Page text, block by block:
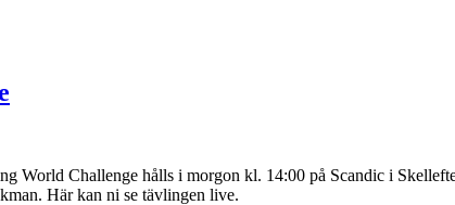
World Challenge hålls i morgon kl. 14:00 på Scandic i
Här kan ni se tävlingen live.